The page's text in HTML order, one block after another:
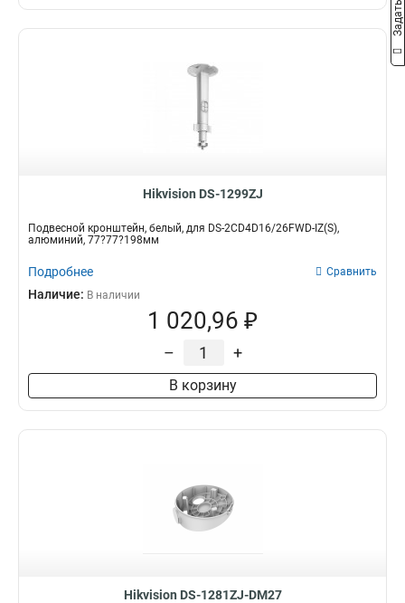
Hikvision DS-1299ZJ
Подвесной кронштейн, белый, для DS-2CD4D16/26FWD-IZ(S),
алюминий, 77?77?198мм
Подробнее Сравнить
Наличие: В наличии
1 020,96 ₽
– +
В корзину
Hikvision DS-1281ZJ-DM27